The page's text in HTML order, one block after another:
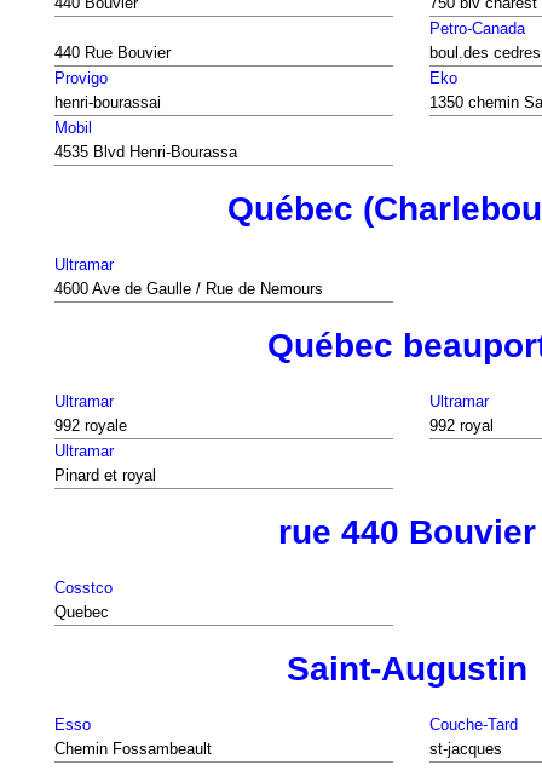
440 Rue Bouvier
Petro-Canada
boul.des cedres
Provigo
henri-bourassai
Eko
1350 chemin
Mobil
4535 Blvd Henri-Bourassa
Québec
Ultramar
4600 Ave de Gaulle / Rue de Nemours
Québec
Ultramar
992 royale
Ultramar
992 royal
Ultramar
Pinard et royal
rue 440 Bouvier
Cosstco
Quebec
Saint-Augustin
Esso
Chemin Fossambeault
Couche-Tard
st-jacques